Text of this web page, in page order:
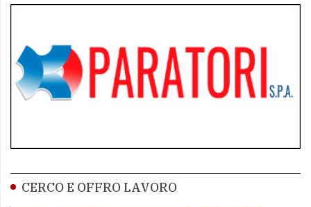
CERCO E OFFRO LAVORO